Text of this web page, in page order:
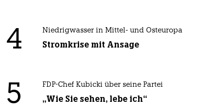
4 Niedrigwasser in Mittel- und Osteuropa
Stromkrise mit Ansage
5 FDP-Chef Kubicki über seine Partei
„Wie Sie sehen, lebe ich“